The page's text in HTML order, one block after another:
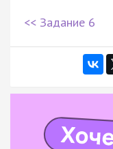
<< Задание 6